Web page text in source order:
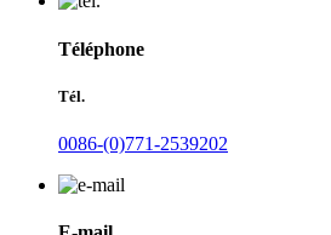
Téléphone
Tél.
0086-(0)771-2539202